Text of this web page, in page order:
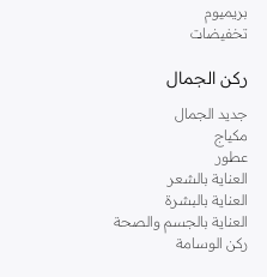
بريميوم
تخفيضات
ركن الجمال
جديد الجمال
مكياج
عطور
العناية بالشعر
العناية بالبشرة
العناية بالجسم والصحة
ركن الوسامة